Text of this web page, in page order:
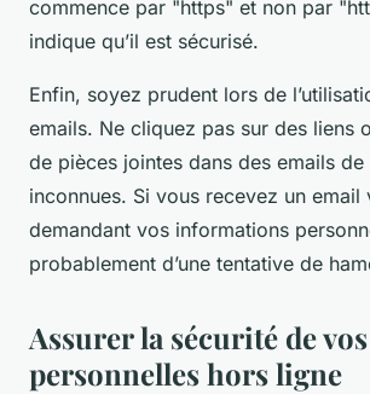
commence par "https" et non par
indique qu’il est sécurisé.
Enfin, soyez prudent lors de
emails. Ne cliquez pas sur des liens
de pièces jointes dans des emails de
inconnues. Si vous recevez un email
demandant vos informations
probablement d’une tentative de
Assurer la sécurité de
personnelles hors ligne